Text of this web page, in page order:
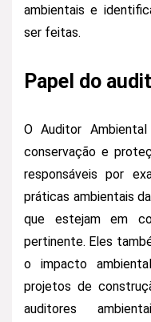
ambientais e
ser feitas.
Papel do
O Auditor
conservação e
responsáveis por
práticas ambientais
que estejam em
pertinente. Eles
o impacto
projetos de
auditores